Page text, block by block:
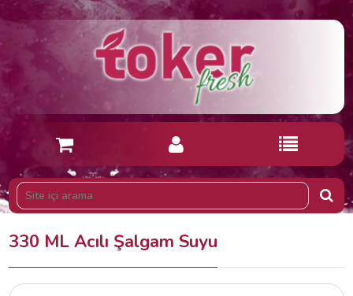
330 ML Acılı Şalgam Suyu